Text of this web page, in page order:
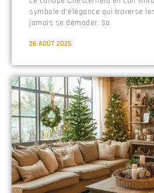
symbole d'élégance qui traverse
jamais se démoder. Sa
26 AOÛT 2025